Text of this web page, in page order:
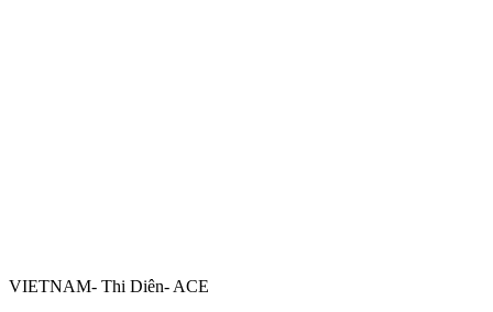
VIETNAM- Thi Diên- ACE